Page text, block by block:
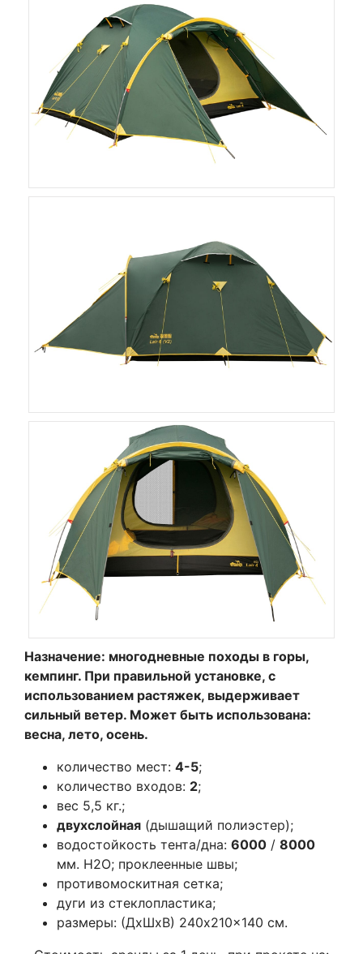
Назначение: многодневные походы в горы,
кемпинг. При правильной установке, с
использованием растяжек, выдерживает
сильный ветер. Может быть использована:
весна, лето, осень.
количество мест: 4-5;
количество входов: 2;
вес 5,5 кг.;
двухслойная (дышащий полиэстер);
водостойкость тента/дна: 6000 / 8000
мм. Н2О; проклеенные швы;
противомоскитная сетка;
дуги из стеклопластика;
размеры: (ДхШхВ) 240x210x140 см.